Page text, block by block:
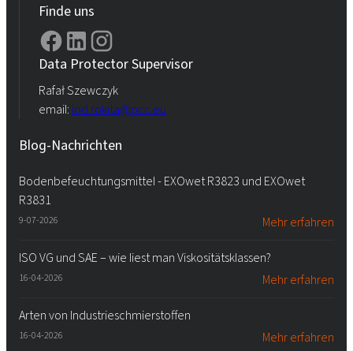
Finde uns
Data Protector Supervisor
Rafał Szewczyk
email: iod.rokita@pcc.eu
Blog-Nachrichten
Bodenbefeuchtungsmittel - EXOwet R3823 und EXOwet
R3831
9-07-2026 Mehr erfahren
ISO VG und SAE – wie liest man Viskositätsklassen?
16-04-2026 Mehr erfahren
Arten von Industrieschmierstoffen
16-04-2026 Mehr erfahren